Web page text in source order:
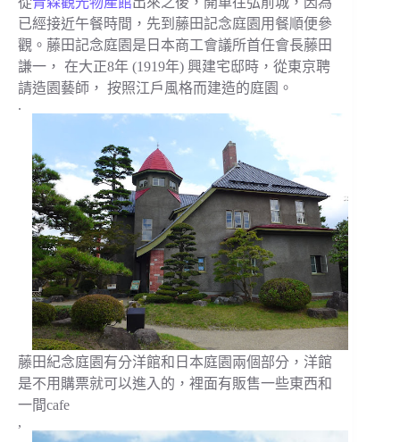
已經接近午餐時間，先到藤田記念庭園用餐順便參
觀。藤田記念庭園是日本商工會議所首任會長藤田
謙一， 在大正8年 (1919年) 興建宅邸時，從東京聘
請造園藝師， 按照江戶風格而建造的庭園。
.
藤田紀念庭園有分洋館和日本庭園兩個部分，洋館
是不用購票就可以進入的，裡面有販售一些東西和
一間cafe
,